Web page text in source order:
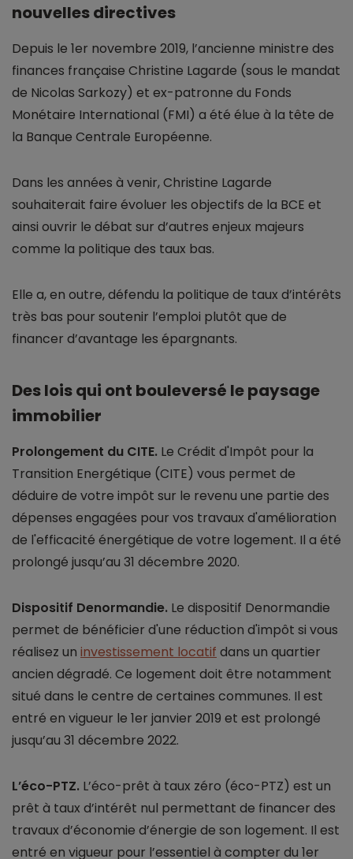
nouvelles directives
Depuis le 1er novembre 2019, l’ancienne ministre des
finances française Christine Lagarde (sous le mandat
de Nicolas Sarkozy) et ex-patronne du Fonds
Monétaire International (FMI) a été élue à la tête de
la Banque Centrale Européenne.
Dans les années à venir, Christine Lagarde
souhaiterait faire évoluer les objectifs de la BCE et
ainsi ouvrir le débat sur d’autres enjeux majeurs
comme la politique des taux bas.
Elle a, en outre, défendu la politique de taux d’intérêts
très bas pour soutenir l’emploi plutôt que de
financer d’avantage les épargnants.
Des lois qui ont bouleversé le paysage
immobilier
Prolongement du CITE. Le Crédit d'Impôt pour la
Transition Energétique (CITE) vous permet de
déduire de votre impôt sur le revenu une partie des
dépenses engagées pour vos travaux d'amélioration
de l'efficacité énergétique de votre logement. Il a été
prolongé jusqu’au 31 décembre 2020.
Dispositif Denormandie. Le dispositif Denormandie
permet de bénéficier d'une réduction d'impôt si vous
réalisez un investissement locatif dans un quartier
ancien dégradé. Ce logement doit être notamment
situé dans le centre de certaines communes. Il est
entré en vigueur le 1er janvier 2019 et est prolongé
jusqu’au 31 décembre 2022.
L’éco-PTZ. L’éco-prêt à taux zéro (éco-PTZ) est un
prêt à taux d’intérêt nul permettant de financer des
travaux d’économie d’énergie de son logement. Il est
entré en vigueur pour l’essentiel à compter du 1er